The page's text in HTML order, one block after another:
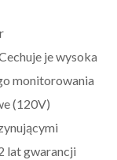
je wysoka
monitorowania
(120V)
lat gwarancji